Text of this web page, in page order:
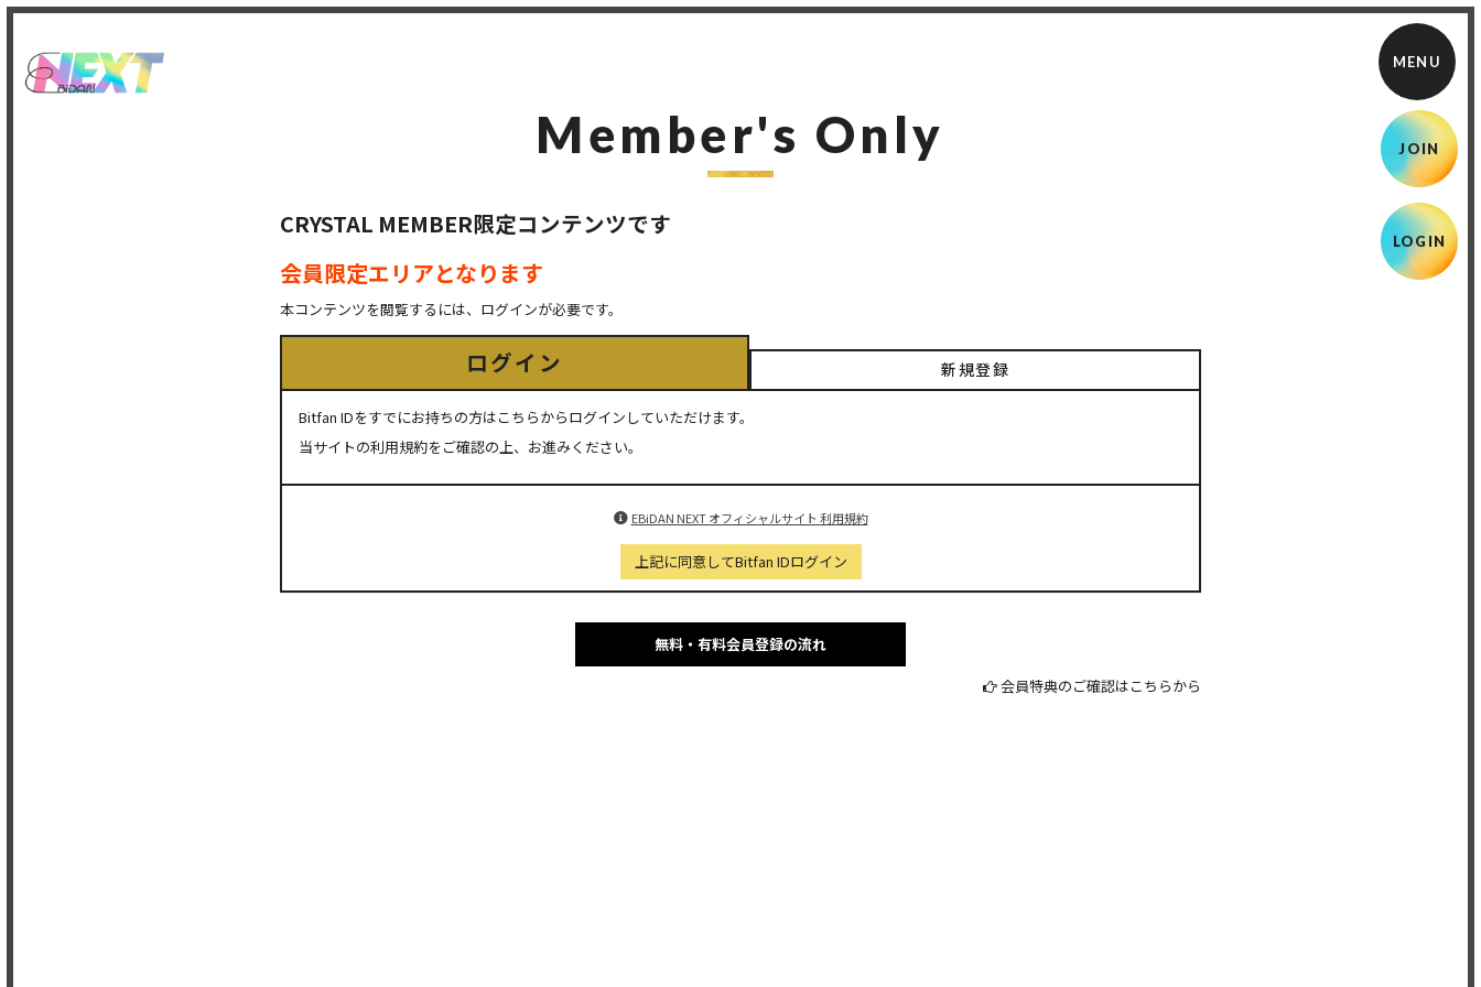
JOIN
LOGIN
Member's Only
CRYSTAL MEMBER限定コンテンツです
会員限定エリアとなります
本コンテンツを閲覧するには、ログインが必要です。
ログイン 新規登録
Bitfan IDをすでにお持ちの方はこちらからログインしていただけます。
当サイトの利用規約をご確認の上、お進みください。
EBiDAN NEXT オフィシャルサイト 利用規約
上記に同意してBitfan IDログイン
無料・有料会員登録の流れ
会員特典のご確認はこちらから